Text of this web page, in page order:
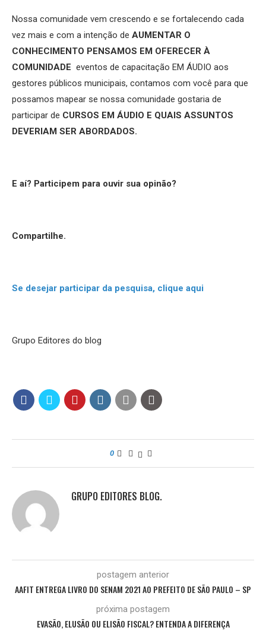
Nossa comunidade vem crescendo e se fortalecendo cada
vez mais e com a intenção de AUMENTAR O
CONHECIMENTO PENSAMOS EM OFERECER À
COMUNIDADE eventos de capacitação EM ÁUDIO aos
gestores públicos municipais, contamos com você para que
possamos mapear se nossa comunidade gostaria de
participar de CURSOS EM ÁUDIO E QUAIS ASSUNTOS
DEVERIAM SER ABORDADOS.
E aí? Participem para ouvir sua opinão?
Compartilhe.
Se desejar participar da pesquisa, clique aqui
Grupo Editores do blog
0
GRUPO EDITORES BLOG.
postagem anterior
AAFIT ENTREGA LIVRO DO SENAM 2021 AO PREFEITO DE SÃO PAULO – SP
próxima postagem
EVASÃO, ELUSÃO OU ELISÃO FISCAL? ENTENDA A DIFERENÇA